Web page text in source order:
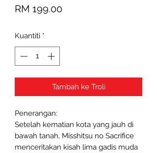
RM 199.00Harga
Kuantiti *
Tambah ke Troli
Penerangan:
Setelah kematian kota yang jauh di
bawah tanah, Misshitsu no Sacrifice
menceritakan kisah lima gadis muda